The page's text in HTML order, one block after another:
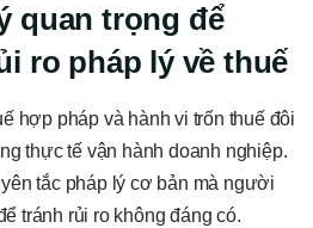
quan trọng để
ro pháp lý về thuế
hợp pháp và hành vi trốn thuế đôi
thực tế vận hành doanh nghiệp.
tắc pháp lý cơ bản mà người
tránh rủi ro không đáng có.